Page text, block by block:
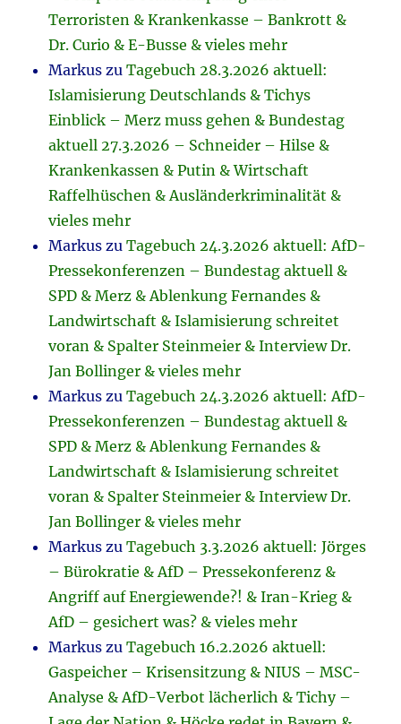
Terroristen & Krankenkasse – Bankrott &
Dr. Curio & E-Busse & vieles mehr
Markus zuTagebuch 28.3.2026 aktuell:
Islamisierung Deutschlands & Tichys
Einblick – Merz muss gehen & Bundestag
aktuell 27.3.2026 – Schneider – Hilse &
Krankenkassen & Putin & Wirtschaft
Raffelhüschen & Ausländerkriminalität &
vieles mehr
Markus zuTagebuch 24.3.2026 aktuell: AfD-
Pressekonferenzen – Bundestag aktuell &
SPD & Merz & Ablenkung Fernandes &
Landwirtschaft & Islamisierung schreitet
voran & Spalter Steinmeier & Interview Dr.
Jan Bollinger & vieles mehr
Markus zuTagebuch 24.3.2026 aktuell: AfD-
Pressekonferenzen – Bundestag aktuell &
SPD & Merz & Ablenkung Fernandes &
Landwirtschaft & Islamisierung schreitet
voran & Spalter Steinmeier & Interview Dr.
Jan Bollinger & vieles mehr
Markus zuTagebuch 3.3.2026 aktuell: Jörges
– Bürokratie & AfD – Pressekonferenz &
Angriff auf Energiewende?! & Iran-Krieg &
AfD – gesichert was? & vieles mehr
Markus zuTagebuch 16.2.2026 aktuell:
Gaspeicher – Krisensitzung & NIUS – MSC-
Analyse & AfD-Verbot lächerlich & Tichy –